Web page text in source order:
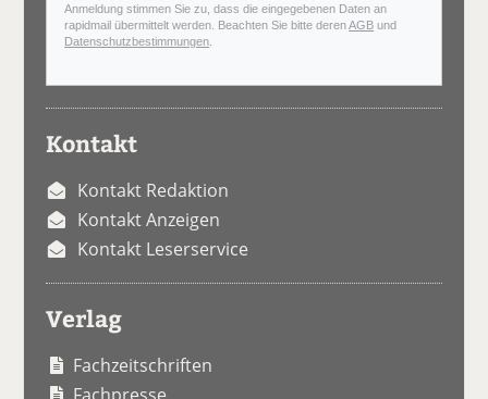
Anmeldung stimmen Sie zu, dass die eingegebenen Daten an
rapidmail übermittelt werden. Beachten Sie bitte derenAGB und
Datenschutzbestimmungen
Kontakt
Kontakt Redaktion
Kontakt Anzeigen
Kontakt Leserservice
Verlag
Fachzeitschriften